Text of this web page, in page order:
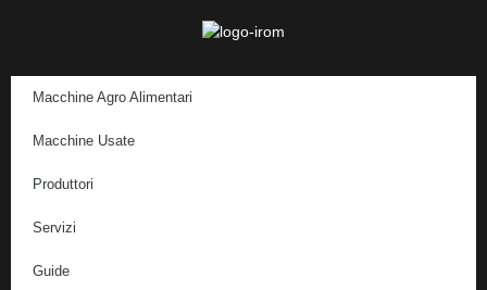
Macchine Agro Alimentari
Macchine Usate
Produttori
Servizi
Guide